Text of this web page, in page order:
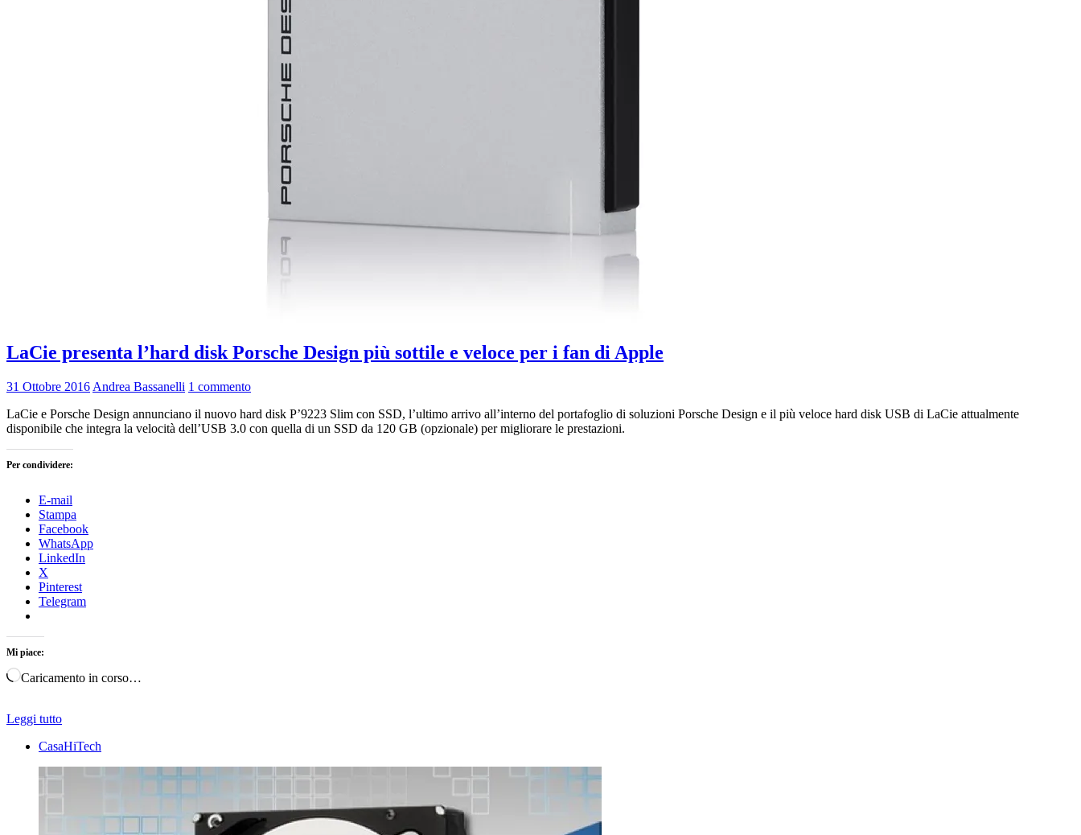
LaCie presenta l’hard disk Porsche Design più sottile e veloce per i fan di Apple
31 Ottobre 2016 Andrea Bassanelli 1 commento
LaCie e Porsche Design annunciano il nuovo hard disk P’9223 Slim con SSD, l’ultimo arrivo all’interno del portafoglio di soluzioni Porsche Design e il più veloce hard disk USB di LaCie attualmente
disponibile che integra la velocità dell’USB 3.0 con quella di un SSD da 120 GB (opzionale) per migliorare le prestazioni.
Per condividere:
E-mail
Stampa
Facebook
WhatsApp
LinkedIn
X
Pinterest
Telegram
Mi piace:
Caricamento in corso…
Leggi tutto
CasaHiTech